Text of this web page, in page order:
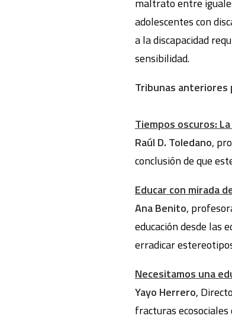
maltrato entre
adolescentes con
a la discapacidad
sensibilidad.
Tribunas anteriores
Tiempos oscuros:
Raúl D. Toledano,
conclusión de que
Educar con mirada
Ana Benito,
educación desde las
erradicar
Necesitamos una
Yayo Herrero,
fracturas